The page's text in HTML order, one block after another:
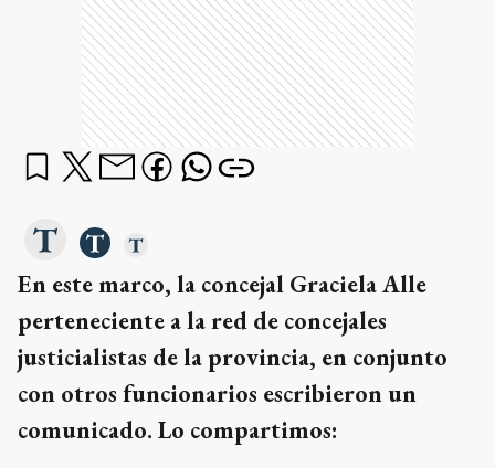
En este marco, la concejal Graciela Alle
perteneciente a la red de concejales
justicialistas de la provincia, en conjunto
con otros funcionarios escribieron un
comunicado. Lo compartimos: